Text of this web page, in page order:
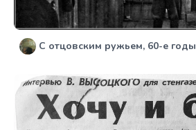
С отцовским ружьем, 60-е годы